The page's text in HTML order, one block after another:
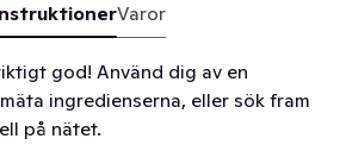
Varor
god! Använd dig av en
ingredienserna, eller sök fram
på nätet.